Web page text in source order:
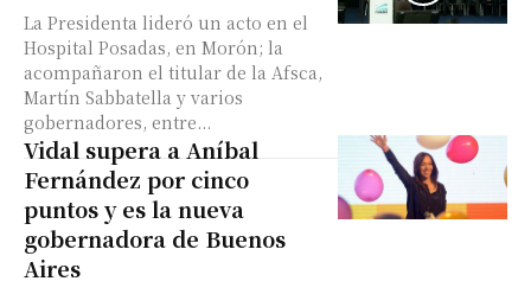
La Presidenta lideró un acto en el
Hospital Posadas, en Morón; la
acompañaron el titular de la Afsca,
Martín Sabbatella y varios
gobernadores, entre...
Vidal supera a Aníbal
Fernández por cinco
puntos y es la nueva
gobernadora de Buenos
Aires